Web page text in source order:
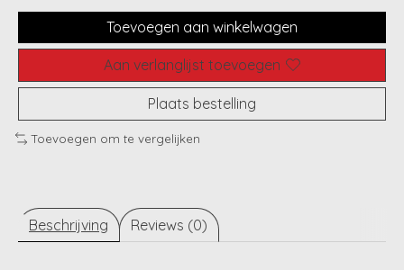
Toevoegen aan winkelwagen
Aan verlanglijst toevoegen
Plaats bestelling
Toevoegen om te vergelijken
Beschrijving Reviews (0)